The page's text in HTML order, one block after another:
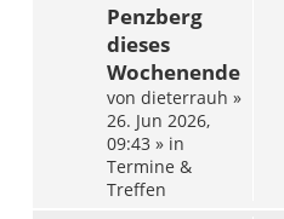
Penzberg
dieses
Wochenende
von dieterrauh »
26. Jun 2026,
09:43 » in
Termine &
Treffen